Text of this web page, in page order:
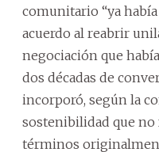
comunitario “ya
acuerdo al reabrir
negociación que
dos décadas de
incorporó, según la
sostenibilidad que no
términos